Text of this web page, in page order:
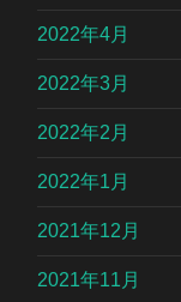
2022年4月
2022年3月
2022年2月
2022年1月
2021年12月
2021年11月